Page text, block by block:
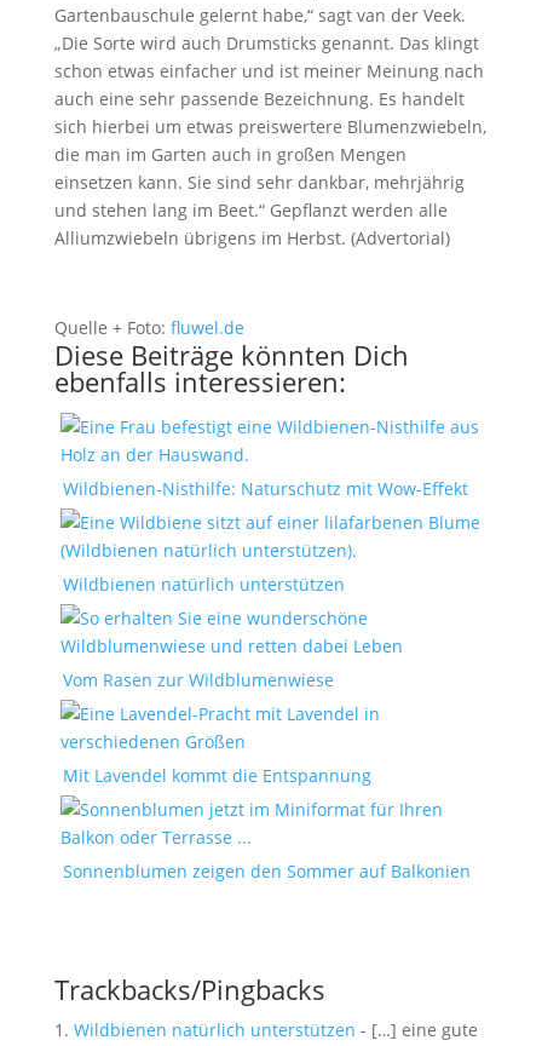
Gartenbauschule gelernt habe,“ sagt van der Veek.
„Die Sorte wird auch Drumsticks genannt. Das klingt
schon etwas einfacher und ist meiner Meinung nach
auch eine sehr passende Bezeichnung. Es handelt
sich hierbei um etwas preiswertere Blumenzwiebeln,
die man im Garten auch in großen Mengen
einsetzen kann. Sie sind sehr dankbar, mehrjährig
und stehen lang im Beet.“ Gepflanzt werden alle
Alliumzwiebeln übrigens im Herbst. (Advertorial)
Quelle + Foto: fluwel.de
Diese Beiträge könnten Dich
ebenfalls interessieren:
Wildbienen-Nisthilfe: Naturschutz mit Wow-Effekt
Wildbienen natürlich unterstützen
Vom Rasen zur Wildblumenwiese
Mit Lavendel kommt die Entspannung
Sonnenblumen zeigen den Sommer auf Balkonien
Trackbacks/Pingbacks
Wildbienen natürlich unterstützen - […] eine gute